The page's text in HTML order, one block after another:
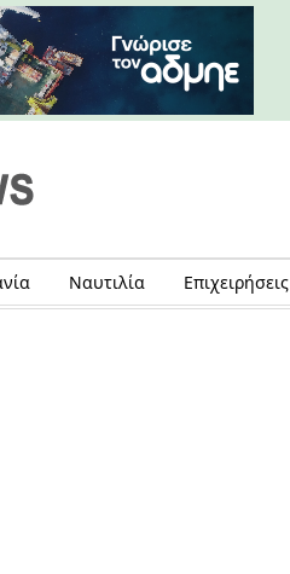
Ναυτιλία Επιχειρήσεις